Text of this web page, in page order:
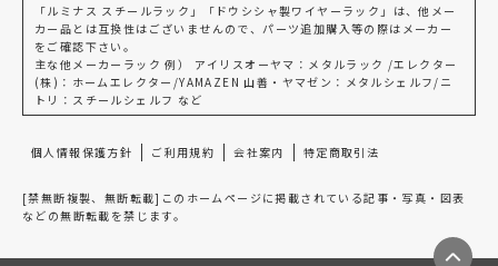
「ルミナス スチールラック」「ドウシシャ製ワイヤーラック」は、他メー
カー品とは互換性はございませんので、パーツ追加購入等の際はメーカー
をご確認下さい。
主な他メーカーラック 例） アイリスオーヤマ：メタルラック /エレクター
(株)：ホームエレクター/YAMAZEN 山善・ヤマゼン：メタルシェルフ/ニ
トリ：スチールシェルフ など
個人情報保護方針 ご利用規約 会社案内 特定商取引法
[禁無断複製、無断転載]このホームページに掲載されている記事・写真・図表
などの無断転載を禁じます。